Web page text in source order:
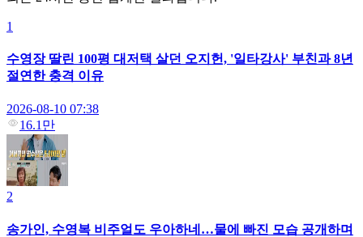
1
수영장 딸린 100평 대저택 살던 오지헌, '일타강사' 부친과 8년
절연한 충격 이유
2026-08-10 07:38
16.1만
2
송가인, 수영복 비주얼도 우아하네…물에 빠진 모습 공개하며